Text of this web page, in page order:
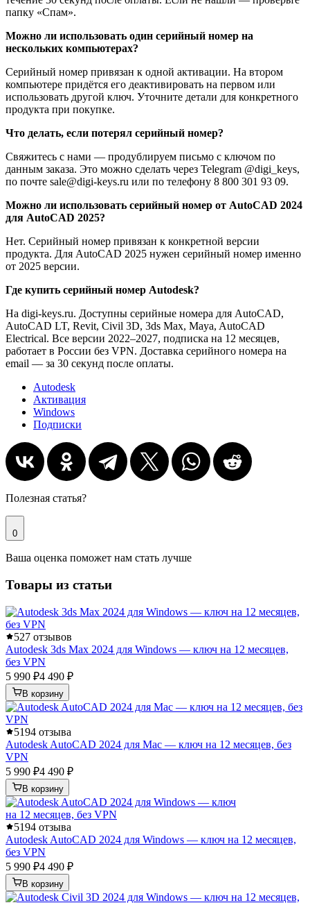
папку «Спам».
Можно ли использовать один серийный номер на
нескольких компьютерах?
Серийный номер привязан к одной активации. На втором
компьютере придётся его деактивировать на первом или
использовать другой ключ. Уточните детали для конкретного
продукта при покупке.
Что делать, если потерял серийный номер?
Свяжитесь с нами — продублируем письмо с ключом по
данным заказа. Это можно сделать через Telegram @digi_keys,
по почте sale@digi-keys.ru или по телефону 8 800 301 93 09.
Можно ли использовать серийный номер от AutoCAD 2024
для AutoCAD 2025?
Нет. Серийный номер привязан к конкретной версии
продукта. Для AutoCAD 2025 нужен серийный номер именно
от 2025 версии.
Где купить серийный номер Autodesk?
На digi-keys.ru. Доступны серийные номера для AutoCAD,
AutoCAD LT, Revit, Civil 3D, 3ds Max, Maya, AutoCAD
Electrical. Все версии 2022–2027, подписка на 12 месяцев,
работает в России без VPN. Доставка серийного номера на
email — за 30 секунд после оплаты.
Autodesk
Активация
Windows
Подписки
Полезная статья?
0
Ваша оценка поможет нам стать лучше
Товары из статьи
527 отзывов
Autodesk 3ds Max 2024 для Windows — ключ на 12 месяцев,
без VPN
5 990 ₽4 490 ₽
В корзину
5194 отзыва
Autodesk AutoCAD 2024 для Mac — ключ на 12 месяцев, без
VPN
5 990 ₽4 490 ₽
В корзину
5194 отзыва
Autodesk AutoCAD 2024 для Windows — ключ на 12 месяцев,
без VPN
5 990 ₽4 490 ₽
В корзину